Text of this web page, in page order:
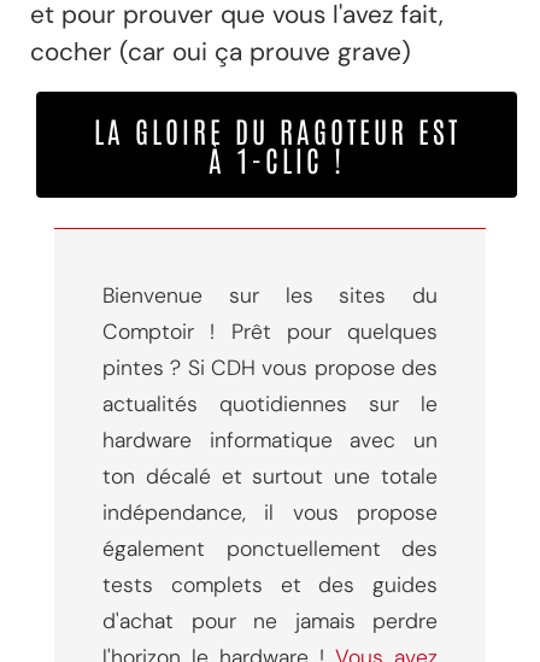
et pour prouver que vous l'avez fait,
cocher (car oui ça prouve grave)
LA GLOIRE DU RAGOTEUR EST
À 1-CLIC !
Bienvenue sur les sites du
Comptoir ! Prêt pour quelques
pintes ? Si CDH vous propose des
actualités quotidiennes sur le
hardware informatique avec un
ton décalé et surtout une totale
indépendance, il vous propose
également ponctuellement des
tests complets et des guides
d'achat pour ne jamais perdre